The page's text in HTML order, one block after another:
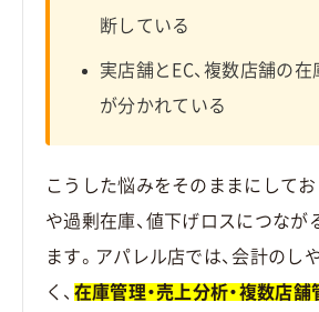
断している
実店舗とEC、複数店舗の
が分かれている
こうした悩みをそのままにしてお
や過剰在庫、値下げロスにつなが
ます。アパレル店では、会計のし
く、 在庫管理・売上分析・複数店舗